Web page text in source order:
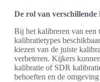
De rol van
Bij het kalibreren van een
kalibratietypes
kiezen van de juiste
verbeteren. Kijkers
kalibratie of SDR
behoeften en de